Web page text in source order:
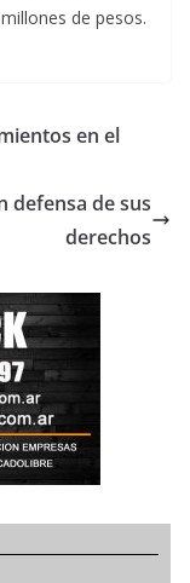
de pesos.
en el
defensa de sus
derechos